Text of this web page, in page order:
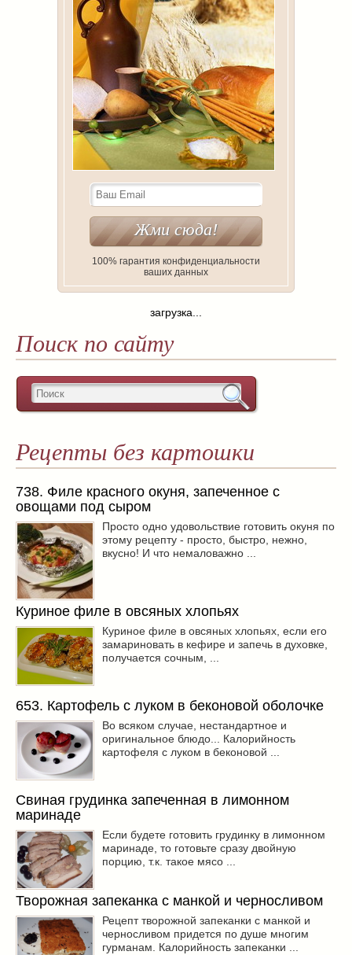
100% гарантия конфиденциальности
ваших данных
загрузка...
Поиск по сайту
Рецепты без картошки
738. Филе красного окуня, запеченное с
овощами под сыром
Просто одно удовольствие готовить окуня по
этому рецепту - просто, быстро, нежно,
вкусно! И что немаловажно ...
Куриное филе в овсяных хлопьях
Куриное филе в овсяных хлопьях, если его
замариновать в кефире и запечь в духовке,
получается сочным, ...
653. Картофель с луком в беконовой оболочке
Во всяком случае, нестандартное и
оригинальное блюдо... Калорийность
картофеля с луком в беконовой ...
Свиная грудинка запеченная в лимонном
маринаде
Если будете готовить грудинку в лимонном
маринаде, то готовьте сразу двойную
порцию, т.к. такое мясо ...
Творожная запеканка с манкой и черносливом
Рецепт творожной запеканки с манкой и
черносливом придется по душе многим
гурманам. Калорийность запеканки ...